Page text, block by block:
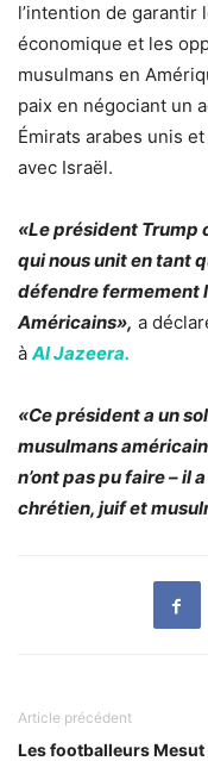
l’intention de
économique et les
musulmans en
paix en négociant un
Émirats arabes unis
avec Israël.
«Le président Trump
qui nous unit en tant
défendre fermement
Américains», a
àAl Jazeera.
«Ce président a un
musulmans
n’ont pas pu faire – il
chrétien, juif et
Article précédent
Les footballeurs Mesut